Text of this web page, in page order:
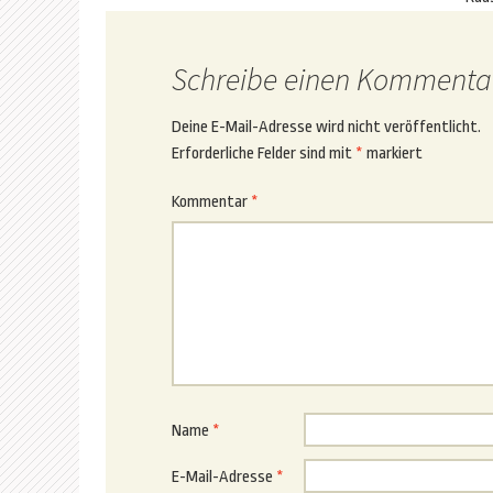
Schreibe einen
Deine E-Mail-Adresse wird nicht veröffentlicht.
Erforderliche Felder sind mit * markiert
Kommentar *
Name *
E-Mail-Adresse *